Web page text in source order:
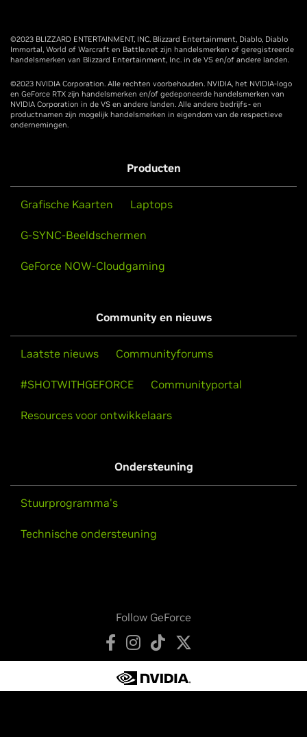
©2023 BLIZZARD ENTERTAINMENT, INC. Blizzard Entertainment, Diablo, Diablo
Immortal, World of Warcraft en Battle.net zijn handelsmerken of geregistreerde
handelsmerken van Blizzard Entertainment, Inc. in de VS en/of andere landen.
©2023 NVIDIA Corporation. Alle rechten voorbehouden. NVIDIA, het NVIDIA-logo
en GeForce RTX zijn handelsmerken en/of gedeponeerde handelsmerken van
NVIDIA Corporation in de VS en andere landen. Alle andere bedrijfs- en
productnamen zijn mogelijk handelsmerken in eigendom van de respectieve
ondernemingen.
Producten
Grafische Kaarten Laptops
G-SYNC-Beeldschermen
GeForce NOW-Cloudgaming
Community en nieuws
Laatste nieuws Communityforums
#SHOTWITHGEFORCE Communityportal
Resources voor ontwikkelaars
Ondersteuning
Stuurprogramma's
Technische ondersteuning
Follow GeForce